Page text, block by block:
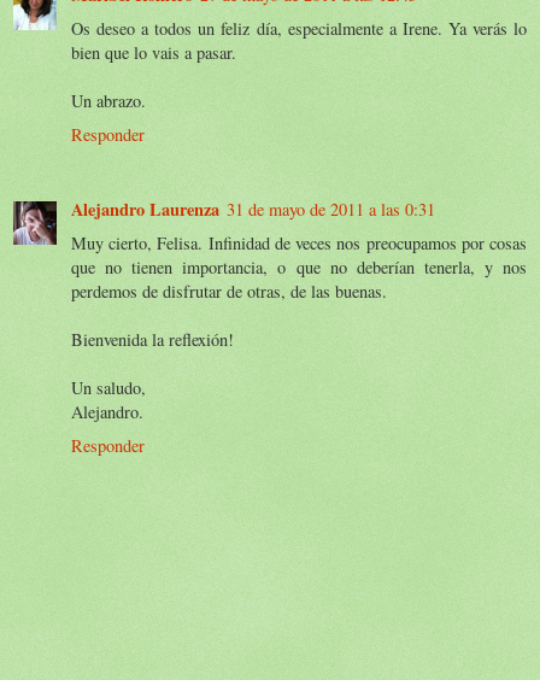
Os deseo a todos un feliz día, especialmente a Irene. Ya verás lo
bien que lo vais a pasar.
Un abrazo.
Responder
Alejandro Laurenza 31 de mayo de 2011 a las 0:31
Muy cierto, Felisa. Infinidad de veces nos preocupamos por cosas
que no tienen importancia, o que no deberían tenerla, y nos
perdemos de disfrutar de otras, de las buenas.
Bienvenida la reflexión!
Un saludo,
Alejandro.
Responder